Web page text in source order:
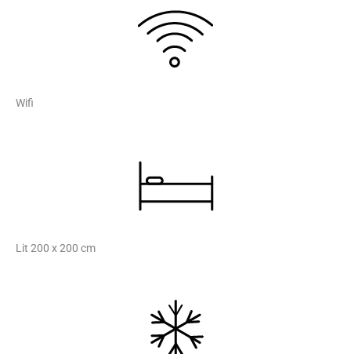
Wifi
Lit 200 x 200 cm